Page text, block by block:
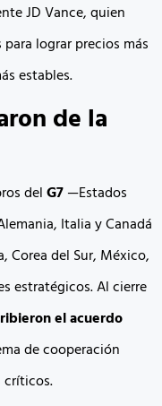
JD Vance, quien
lograr precios más
estables.
de la
delG7—Estados
Italia y Canadá
Corea del Sur, México,
estratégicos. Al cierre
el acuerdo
de cooperación
críticos.